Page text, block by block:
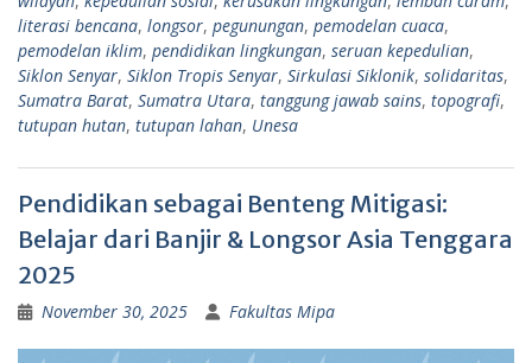
literasi bencana, longsor, pegunungan, pemodelan cuaca,
pemodelan iklim, pendidikan lingkungan, seruan kepedulian,
Siklon Senyar, Siklon Tropis Senyar, Sirkulasi Siklonik, solidaritas,
Sumatra Barat, Sumatra Utara, tanggung jawab sains, topografi,
tutupan hutan, tutupan lahan, Unesa
Pendidikan sebagai Benteng Mitigasi:
Belajar dari Banjir & Longsor Asia Tenggara
2025
November 30, 2025 Fakultas Mipa